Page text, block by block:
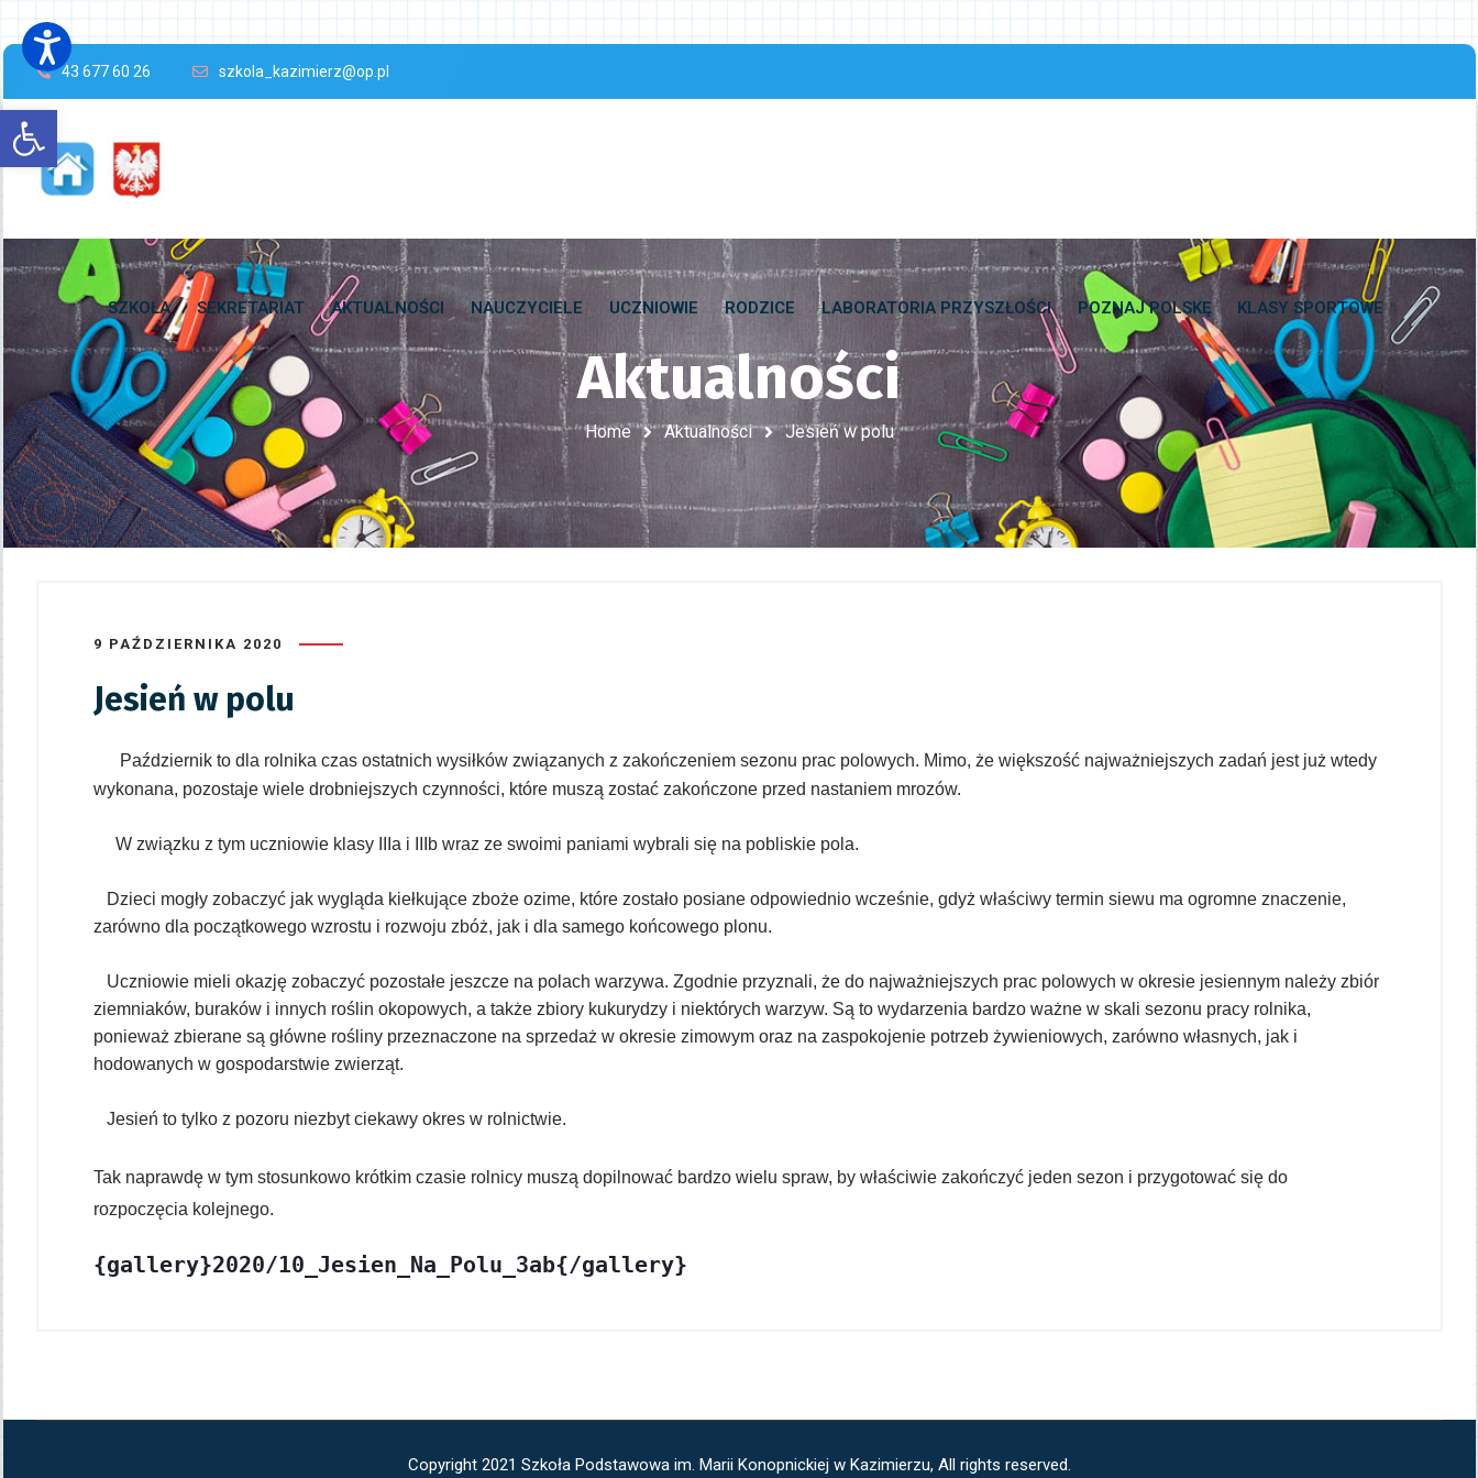
Open toolbar
43 677 60 26 szkola_kazimierz@op.pl
SZKOŁA SEKRETARIAT AKTUALNOŚCI NAUCZYCIELE UCZNIOWIE RODZICE LABORATORIA PRZYSZŁOŚCI POZNAJ POLSKĘ KLASY SPORTOWE
Aktualności
Home Aktualności Jesień w polu
9 PAŹDZIERNIKA 2020
Jesień w polu
Październik to dla rolnika czas ostatnich wysiłków związanych z zakończeniem sezonu prac polowych. Mimo, że większość najważniejszych zadań jest już wtedy
wykonana, pozostaje wiele drobniejszych czynności, które muszą zostać zakończone przed nastaniem mrozów.
W związku z tym uczniowie klasy IIIa i IIIb wraz ze swoimi paniami wybrali się na pobliskie pola.
Dzieci mogły zobaczyć jak wygląda kiełkujące zboże ozime, które zostało posiane odpowiednio wcześnie, gdyż właściwy termin siewu ma ogromne znaczenie,
zarówno dla początkowego wzrostu i rozwoju zbóż, jak i dla samego końcowego plonu.
Uczniowie mieli okazję zobaczyć pozostałe jeszcze na polach warzywa. Zgodnie przyznali, że do najważniejszych prac polowych w okresie jesiennym należy zbiór
ziemniaków, buraków i innych roślin okopowych, a także zbiory kukurydzy i niektórych warzyw. Są to wydarzenia bardzo ważne w skali sezonu pracy rolnika,
ponieważ zbierane są główne rośliny przeznaczone na sprzedaż w okresie zimowym oraz na zaspokojenie potrzeb żywieniowych, zarówno własnych, jak i
hodowanych w gospodarstwie zwierząt.
Jesień to tylko z pozoru niezbyt ciekawy okres w rolnictwie.
Tak naprawdę w tym stosunkowo krótkim czasie rolnicy muszą dopilnować bardzo wielu spraw, by właściwie zakończyć jeden sezon i przygotować się do
rozpoczęcia kolejnego.
{gallery}2020/10_Jesien_Na_Polu_3ab{/gallery}
Copyright 2021 Szkoła Podstawowa im. Marii Konopnickiej w Kazimierzu, All rights reserved.